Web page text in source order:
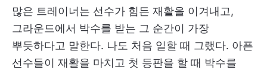
많은 트레이너는 선수가 힘든 재활을 이겨내고,
그라운드에서 박수를 받는 그 순간이 가장
뿌듯하다고 말한다. 나도 처음 일할 때 그랬다. 아픈
선수들이 재활을 마치고 첫 등판을 할 때 박수를